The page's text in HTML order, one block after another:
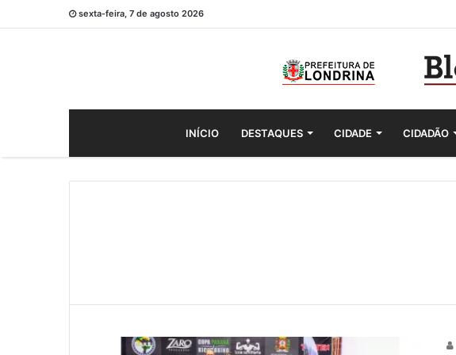
sexta-feira, 7 de agosto 2026
INÍCIO DESTAQUES CIDADE CIDADÃO